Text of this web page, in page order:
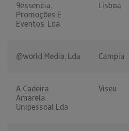
9essencia,
Promoções E
Eventos, Lda
Lisboa
@world Media, Lda Campia
A Cadeira
Amarela,
Unipessoal Lda
Viseu